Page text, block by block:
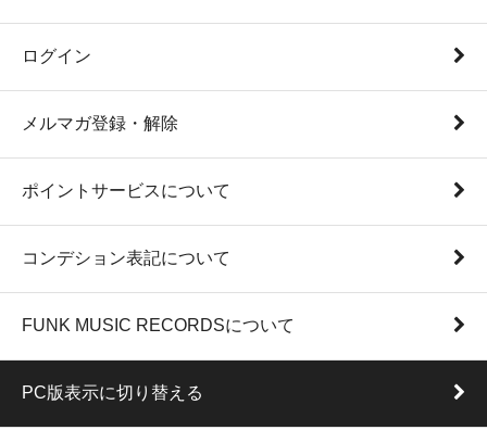
ログイン
メルマガ登録・解除
ポイントサービスについて
コンデション表記について
FUNK MUSIC RECORDSについて
PC版表示に切り替える